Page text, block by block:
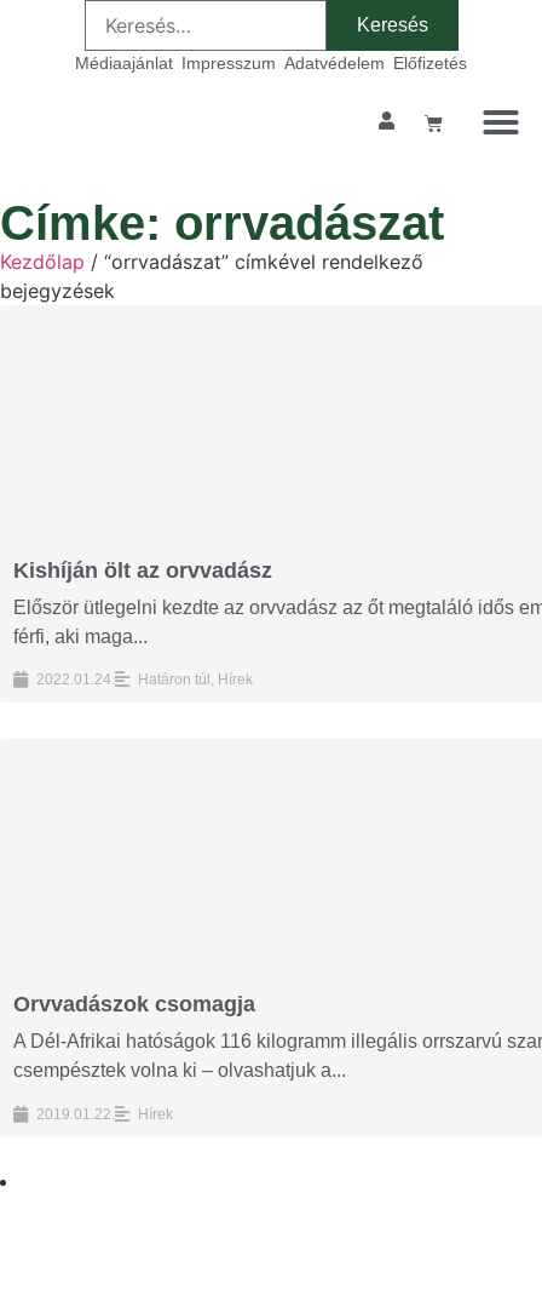
Médiaajánlat Impresszum Adatvédelem Előfizetés
Címke: orrvadászat
Kezdőlap / “orrvadászat” címkével rendelkező
bejegyzések
Kishíján ölt az orvvadász
Először ütlegelni kezdte az orvvadász az őt megtaláló idős
férfi, aki maga...
2022.01.24. Határon túl , Hírek
Orvvadászok csomagja
A Dél-Afrikai hatóságok 116 kilogramm illegális orrszarvú
csempésztek volna ki – olvashatjuk a...
2019.01.22. Hírek